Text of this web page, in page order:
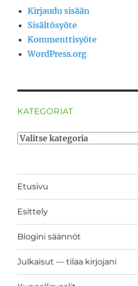
Kirjaudu sisään
Sisältösyöte
Kommenttisyöte
WordPress.org
KATEGORIAT
Kategoriat
Etusivu
Esittely
Blogini säännöt
Julkaisut — tilaa kirjojani